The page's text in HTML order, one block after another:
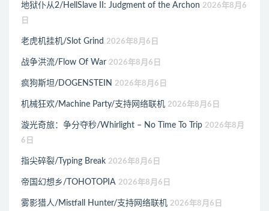
地狱仆从2/HellSlave II: Judgment of the Archon 2026年8月6
日
老虎机挂机/Slot Grind 2026年8月6日
战争洪流/Flow Of War 2026年8月6日
疯狗斯坦/DOGENSTEIN 2026年8月6日
机械狂欢/Machine Party/支持网络联机 2026年8月6日
漩光奇旅：争分夺秒/Whirlight – No Time To Trip 2026年8月
6日
指尖碎裂/Typing Break 2026年8月6日
帝国幻想乡/TOHOTOPIA 2026年8月6日
雾影猎人/Mistfall Hunter/支持网络联机 2026年8月6日